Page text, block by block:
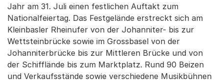
Jahr am 31. Juli einen festlichen Auftakt zum
Nationalfeiertag. Das Fest­ge­län­de er­streckt sich am
Kleinbasler Rheinufer von der Johanniter- bis zur
Wettstein­­­­brücke sowie im Grossbasel von der
Johanniterbrücke bis zur Mittleren Brücke und von
der Schiff­lände bis zum Marktplatz. Rund 90 Beizen
und Ver­­kaufs­­­­­stände sowie verschiedene Musikbühnen